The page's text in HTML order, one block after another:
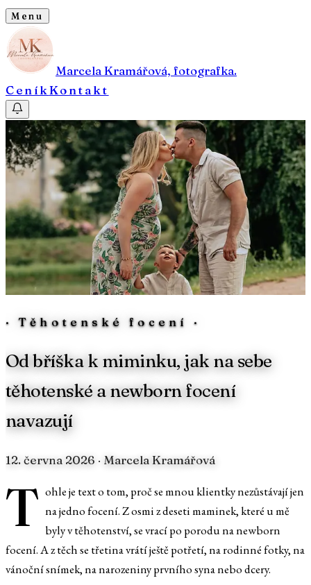
Menu
Marcela Kramářová, fotografka.
CeníkKontakt
·Těhotenské focení ·
Od bříška k miminku, jak na sebe
těhotenské a newborn focení
navazují
12. června 2026 · Marcela Kramářová
T ohle je text o tom, proč se mnou klientky nezůstávají jen
na jedno focení. Z osmi z deseti maminek, které u mě
byly v těhotenství, se vrací po porodu na newborn
focení. A z těch se třetina vrátí ještě potřetí, na rodinné fotky, na
vánoční snímek, na narozeniny prvního syna nebo dcery.